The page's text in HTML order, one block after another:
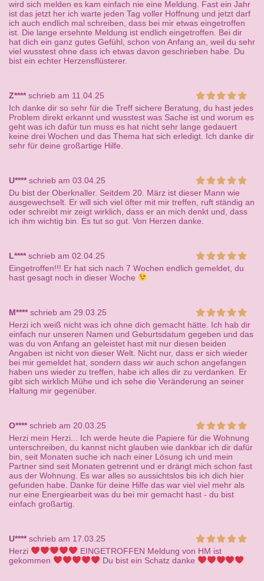
wird sich melden es kam einfach nie eine Meldung. Fast ein Jahr
ist das jetzt her ich warte jeden Tag voller Hoffnung und jetzt darf
ich auch endlich mal schreiben, dass bei mir etwas eingetroffen
ist. Die lange ersehnte Meldung ist endlich eingetroffen. Bei dir
hat dich ein ganz gutes Gefühl, schon von Anfang an, weil du sehr
viel wusstest ohne dass ich etwas davon geschrieben habe. Du
bist ein echter Herzensflüsterer.
Z****schrieb am 11.04.25
Ich danke dir so sehr für die Treff sichere Beratung, du hast jedes
Problem direkt erkannt und wusstest was Sache ist und worum es
geht was ich dafür tun muss es hat nicht sehr lange gedauert
keine drei Wochen und das Thema hat sich erledigt. Ich danke dir
sehr für deine großartige Hilfe.
U****schrieb am 03.04.25
Du bist der Oberknaller. Seitdem 20. März ist dieser Mann wie
ausgewechselt. Er will sich viel öfter mit mir treffen, ruft ständig an
oder schreibt mir zeigt wirklich, dass er an mich denkt und, dass
ich ihm wichtig bin. Es tut so gut. Von Herzen danke.
L****schrieb am 02.04.25
Eingetroffen!!! Er hat sich nach 7 Wochen endlich gemeldet, du
hast gesagt noch in dieser Woche
M****schrieb am 29.03.25
Herzi ich weiß nicht was ich ohne dich gemacht hätte. Ich hab dir
einfach nur unseren Namen und Geburtsdatum gegeben und das
was du von Anfang an geleistet hast mit nur diesen beiden
Angaben ist nicht von dieser Welt. Nicht nur, dass er sich wieder
bei mir gemeldet hat, sondern dass wir auch schon angefangen
haben uns wieder zu treffen, habe ich alles dir zu verdanken. Er
gibt sich wirklich Mühe und ich sehe die Veränderung an seiner
Haltung mir gegenüber.
O****schrieb am 20.03.25
Herzi mein Herzi... Ich werde heute die Papiere für die Wohnung
unterschreiben, du kannst nicht glauben wie dankbar ich dir dafür
bin, seit Monaten suche ich nach einer Lösung ich und mein
Partner sind seit Monaten getrennt und er drängt mich schon fast
aus der Wohnung. Es war alles so aussichtslos bis ich dich hier
gefunden habe. Danke für deine Hilfe das war viel viel mehr als
nur eine Energiearbeit was du bei mir gemacht hast - du bist
einfach großartig.
U****schrieb am 17.03.25
Herzi
EINGETROFFEN Meldung von HM ist
gekommen
Du bist ein Schatz danke